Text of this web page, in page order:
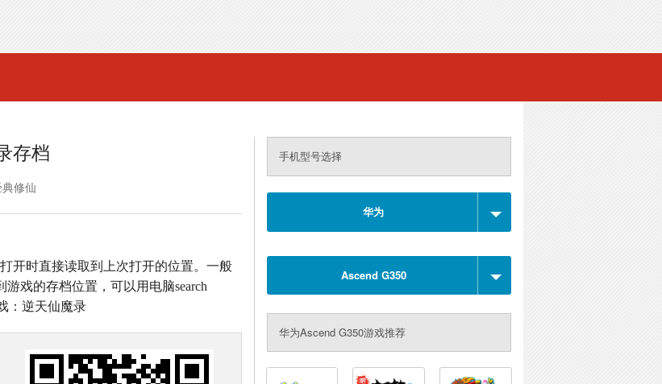
存档
修仙
开时直接读取到上次打开的位置。一般
戏的存档位置，可以用电脑search
：逆天仙魔录
手机型号选择
华为
Ascend G350
华为Ascend G350游戏推荐